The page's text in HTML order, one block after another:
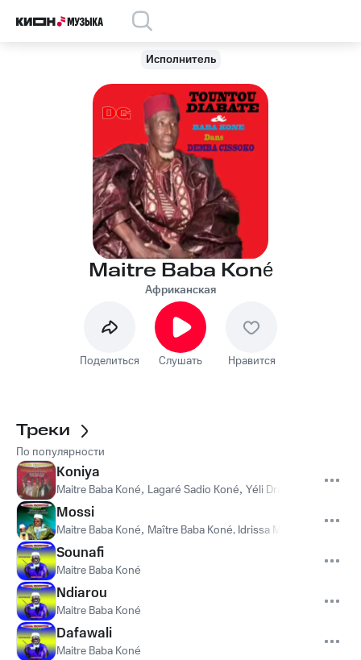
Исполнитель
Maitre Baba Koné
Африканская
Поделиться Слушать Нравится
Треки
По популярности
Koniya
Maitre Baba Koné, Lagaré Sadio Koné, Yéli Dramé
Mossi
Maitre Baba Koné, Maître Baba Koné, Idrissa Mangassi
Sounafi
Maitre Baba Koné
Ndiarou
Maitre Baba Koné
Dafawali
Maitre Baba Koné